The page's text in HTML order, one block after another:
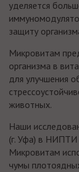
уделяется
защиту
Микровитам
организма в
для улучшения
животных.
Наши
(г. Уфа) в НИПТИ
Микровитам
чумы